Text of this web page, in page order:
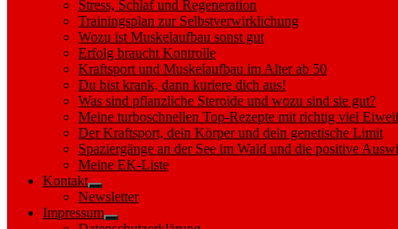
Stress, Schlaf und Regeneration
Trainingsplan zur Selbstverwirklichung
Wozu ist Muskelaufbau sonst gut
Erfolg braucht Kontrolle
Kraftsport und Muskelaufbau im Alter ab 50
Du bist krank, dann kuriere dich aus!
Was sind pflanzliche Steroide und wozu sind sie gut?
Meine turboschnellen Top-Rezepte mit richtig viel
Der Kraftsport, dein Körper und dein genetische Limit
Spaziergänge an der See im Wald und die positive
Meine EK-Liste
Kontakt
Show
sub
menu
Newsletter
Impressum
Show